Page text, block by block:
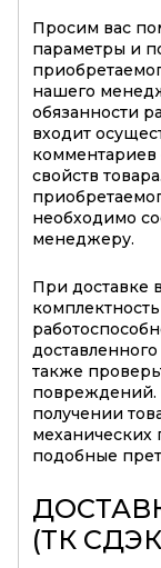
Просим вас
параметры и
нашего
обязанности
входит
комментариев
свойств
необходимо
менеджеру.
При доставке
также
повреждений.
получении
подобные
(ТК